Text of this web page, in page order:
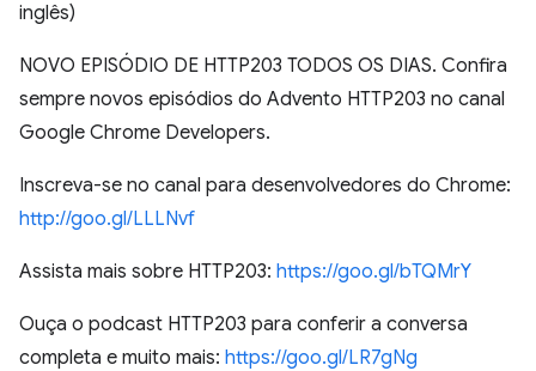
inglês)
NOVO EPISÓDIO DE HTTP203 TODOS OS DIAS. Confira
sempre novos episódios do Advento HTTP203 no canal
Google Chrome Developers.
Inscreva-se no canal para desenvolvedores do Chrome:
http://goo.gl/LLLNvf
Assista mais sobre HTTP203: https://goo.gl/bTQMrY
Ouça o podcast HTTP203 para conferir a conversa
completa e muito mais: https://goo.gl/LR7gNg